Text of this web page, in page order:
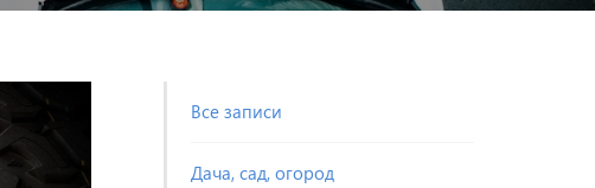
Все записи
Дача, сад, огород